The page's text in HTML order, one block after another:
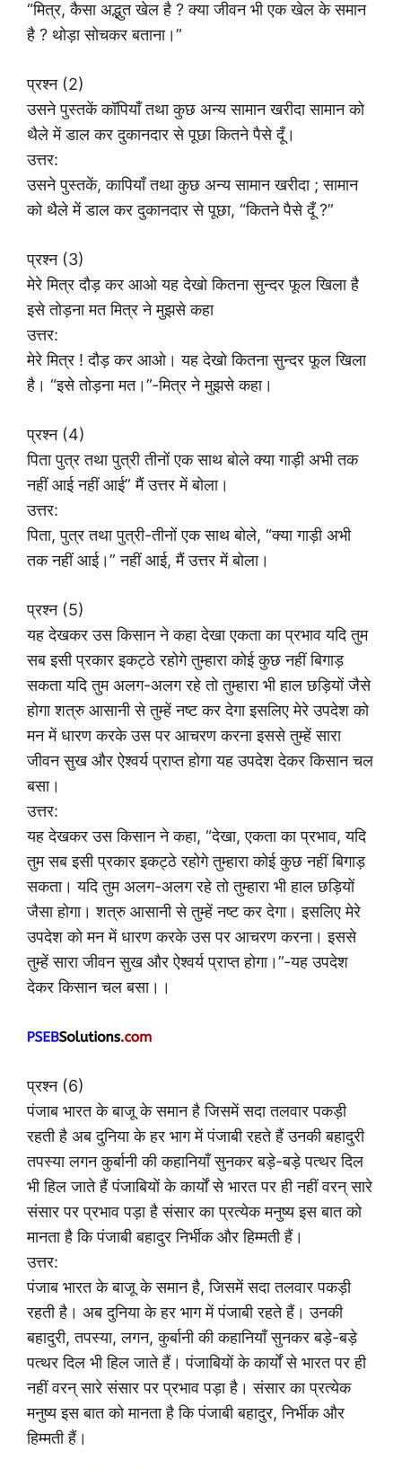
“मित्र, कैसा अद्भुत खेल है ? क्या जीवन भी एक खेल के समान
है ? थोड़ा सोचकर बताना।”
प्रश्न (2)
उसने पुस्तकें कॉपियाँ तथा कुछ अन्य सामान खरीदा सामान को
थैले में डाल कर दुकानदार से पूछा कितने पैसे दूँ।
उत्तर:
उसने पुस्तकें, कापियाँ तथा कुछ अन्य सामान खरीदा ; सामान
को थैले में डाल कर दुकानदार से पूछा, “कितने पैसे दूँ ?”
प्रश्न (3)
मेरे मित्र दौड़ कर आओ यह देखो कितना सुन्दर फूल खिला है
इसे तोड़ना मत मित्र ने मुझसे कहा
उत्तर:
मेरे मित्र ! दौड़ कर आओ। यह देखो कितना सुन्दर फूल खिला
है। “इसे तोड़ना मत।”-मित्र ने मुझसे कहा।
प्रश्न (4)
पिता पुत्र तथा पुत्री तीनों एक साथ बोले क्या गाड़ी अभी तक
नहीं आई नहीं आई” मैं उत्तर में बोला।
उत्तर:
पिता, पुत्र तथा पुत्री-तीनों एक साथ बोले, “क्या गाड़ी अभी
तक नहीं आई।” नहीं आई, मैं उत्तर में बोला।
प्रश्न (5)
यह देखकर उस किसान ने कहा देखा एकता का प्रभाव यदि तुम
सब इसी प्रकार इकट्ठे रहोगे तुम्हारा कोई कुछ नहीं बिगाड़
सकता यदि तुम अलग-अलग रहे तो तुम्हारा भी हाल छड़ियों जैसे
होगा शत्रु आसानी से तुम्हें नष्ट कर देगा इसलिए मेरे उपदेश को
मन में धारण करके उस पर आचरण करना इससे तुम्हें सारा
जीवन सुख और ऐश्वर्य प्राप्त होगा यह उपदेश देकर किसान चल
बसा।
उत्तर:
यह देखकर उस किसान ने कहा, “देखा, एकता का प्रभाव, यदि
तुम सब इसी प्रकार इकट्ठे रहोगे तुम्हारा कोई कुछ नहीं बिगाड़
सकता। यदि तुम अलग-अलग रहे तो तुम्हारा भी हाल छड़ियों
जैसा होगा। शत्रु आसानी से तुम्हें नष्ट कर देगा। इसलिए मेरे
उपदेश को मन में धारण करके उस पर आचरण करना। इससे
तुम्हें सारा जीवन सुख और ऐश्वर्य प्राप्त होगा।”-यह उपदेश
देकर किसान चल बसा।।
प्रश्न (6)
पंजाब भारत के बाजू के समान है जिसमें सदा तलवार पकड़ी
रहती है अब दुनिया के हर भाग में पंजाबी रहते हैं उनकी बहादुरी
तपस्या लगन कुर्बानी की कहानियाँ सुनकर बड़े-बड़े पत्थर दिल
भी हिल जाते हैं पंजाबियों के कार्यों से भारत पर ही नहीं वरन् सारे
संसार पर प्रभाव पड़ा है संसार का प्रत्येक मनुष्य इस बात को
मानता है कि पंजाबी बहादुर निर्भीक और हिम्मती हैं।
उत्तर:
पंजाब भारत के बाजू के समान है, जिसमें सदा तलवार पकड़ी
रहती है। अब दुनिया के हर भाग में पंजाबी रहते हैं। उनकी
बहादुरी, तपस्या, लगन, कुर्बानी की कहानियाँ सुनकर बड़े-बड़े
पत्थर दिल भी हिल जाते हैं। पंजाबियों के कार्यों से भारत पर ही
नहीं वरन् सारे संसार पर प्रभाव पड़ा है। संसार का प्रत्येक
मनुष्य इस बात को मानता है कि पंजाबी बहादुर, निर्भीक और
हिम्मती हैं।